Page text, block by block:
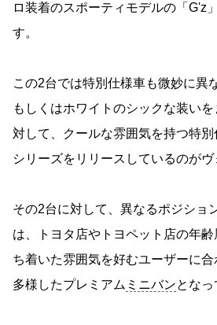
ロ装着のスポーティモデルの「G'z
す。
この2台では特別仕様車も微妙に異
もしくはホワイトのシックな装い
対して、クールな雰囲気を持つ特
シリーズをリリースしているのがヴ
その2台に対して、異なるポジショ
は、トヨタ店やトヨペット店の年
ち着いた雰囲気を好むユーザーに
多様したプレミアム ミニバンとなっ